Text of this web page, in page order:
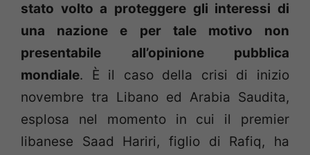
stato volto a proteggere gli interessi di
una nazione e per tale motivo non
presentabile all’opinione pubblica
mondiale. È il caso della crisi di inizio
novembre tra Libano ed Arabia Saudita,
esplosa nel momento in cui il premier
libanese Saad Hariri, figlio di Rafiq, ha